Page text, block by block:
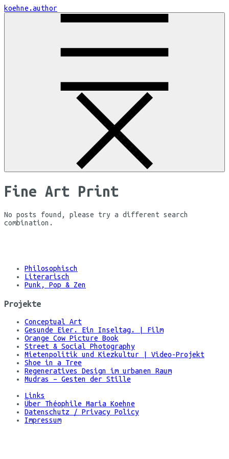
Skip
to
koehne.author
Fine Art Print
No posts found, please try a different search
combination.
Philosophisch
Literarisch
Punk, Pop & Zen
Projekte
Conceptual Art
Gesunde Eier. Ein Inseltag. | Film
Orange Cow Picture Book
Street & Social Photography
Mietenpolitik und Kiezkultur | Video-Projekt
Shoe in a Tree
Regeneratives Design im urbanen Raum
Mudras – Gesten der Stille
Links
Über Théophile Maria Koehne
Datenschutz / Privacy Policy
Impressum